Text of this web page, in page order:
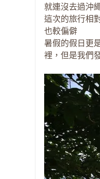
就連沒去過沖
這次的旅行相
也較偏僻
暑假的假日更
裡，但是我們